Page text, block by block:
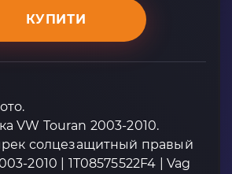
КУПИТИ
VW Touran 2003-2010.
солцезащитный правый
2010 | 1T08575522F4 | Vag